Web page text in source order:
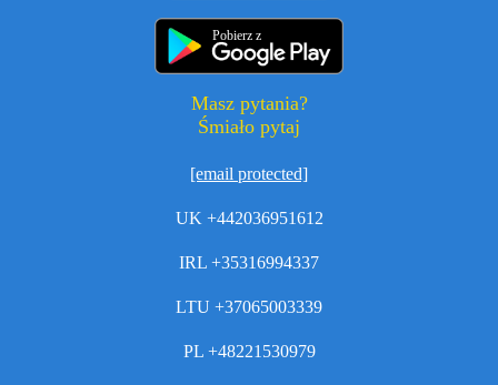
Pobierz z
Masz pytania?
Śmiało pytaj
[email protected]
UK +442036951612
IRL +35316994337
LTU +37065003339
PL +48221530979